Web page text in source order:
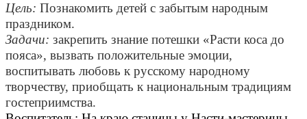
Цель: Познакомить детей с забытым народным
праздником.
Задачи: закрепить знание потешки «Расти коса до
пояса», вызвать положительные эмоции,
воспитывать любовь к русскому народному
творчеству, приобщать к национальным традициям
гостеприимства.